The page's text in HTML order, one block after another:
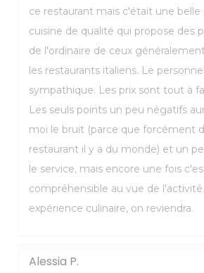
ce restaurant mais c'était une belle
cuisine de qualité qui propose des
de l'ordinaire de ceux
les restaurants italiens. Le
sympathique. Les prix sont tout à
Les seuls points un peu négatifs
moi le bruit (parce que forcément
restaurant il y a du monde) et un
le service, mais encore une fois
compréhensible au vue de
expérience culinaire, on reviendra.
Alessia P